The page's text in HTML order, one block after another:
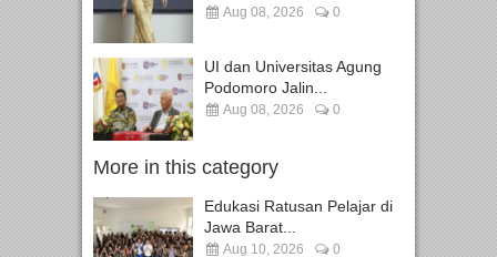
Aug 08, 2026 0
UI dan Universitas Agung
Podomoro Jalin...
Aug 08, 2026 0
More in this category
Edukasi Ratusan Pelajar di
Jawa Barat...
Aug 10, 2026 0